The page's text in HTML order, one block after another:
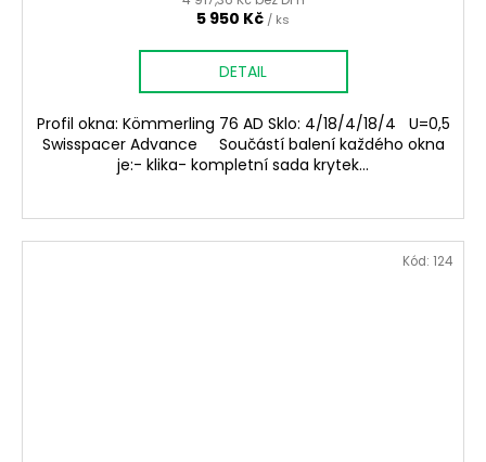
5 950 Kč / ks
DETAIL
Profil okna: Kömmerling 76 AD Sklo: 4/18/4/18/4 U=0,5
Swisspacer Advance Součástí balení každého okna
je:- klika- kompletní sada krytek...
Kód: 124